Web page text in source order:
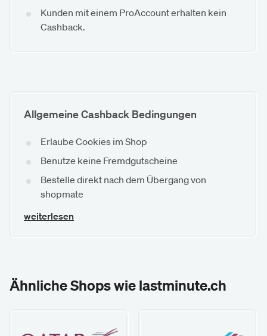
Kunden mit einem ProAccount erhalten kein
Cashback.
Allgemeine Cashback Bedingungen
Erlaube Cookies im Shop
Benutze keine Fremdgutscheine
Bestelle direkt nach dem Übergang von
shopmate
weiterlesen
Ähnliche Shops wie lastminute.ch